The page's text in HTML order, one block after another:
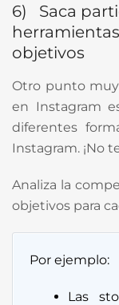
6) Saca
objetivos
Otro punto
en Instagram
diferentes
Instagram. ¡No
Analiza la
objetivos para
Por ejemplo:
Las